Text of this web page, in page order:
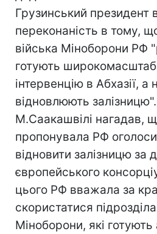
Грузинський президент
переконаність в тому,
війська Міноборони РФ
готують
інтервенцію в Абхазії, а
відновлюють залізницю".
М.Саакашвілі нагадав,
пропонувала РФ
відновити залізницю за
європейського
цього РФ вважала за
скористатися
Міноборони, які готують